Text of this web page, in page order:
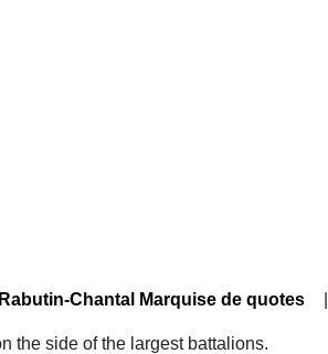
Chantal Marquise de quotes
the side of the largest battalions.